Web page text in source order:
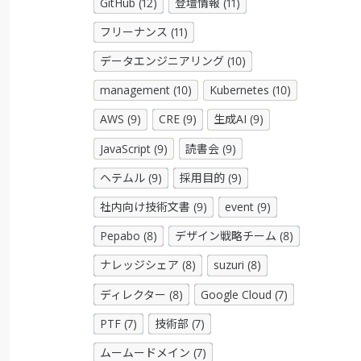
フリーナンス (11)
データエンジニアリング (10)
management (10)
Kubernetes (10)
AWS (9)
CRE (9)
生成AI (9)
JavaScript (9)
読書会 (9)
ヘテムル (9)
採用目的 (9)
社内向け技術文書 (9)
event (9)
Pepabo (8)
デザイン戦略チーム (8)
ナレッジシェア (8)
suzuri (8)
ディレクター (8)
Google Cloud (7)
PTF (7)
技術部 (7)
ムームードメイン (7)